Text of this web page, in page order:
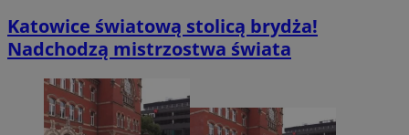
Katowice światową stolicą brydża!
Nadchodzą mistrzostwa świata